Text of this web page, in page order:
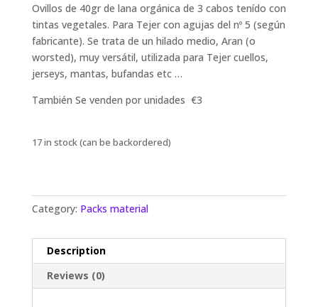
Ovillos de 40gr de lana orgánica de 3 cabos tenído con
tintas vegetales. Para Tejer con agujas del nº 5 (según
fabricante). Se trata de un hilado medio, Aran (o
worsted), muy versátil, utilizada para Tejer cuellos,
jerseys, mantas, bufandas etc …
También Se venden por unidades €3
17 in stock (can be backordered)
Category: Packs material
Description
Reviews (0)